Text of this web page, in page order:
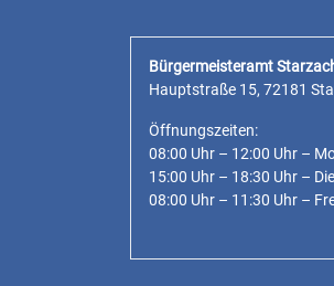
Bürgermeisteramt
Hauptstraße 15, 72181
Öffnungszeiten:
08:00 Uhr – 12:00 Uhr –
15:00 Uhr – 18:30 Uhr –
08:00 Uhr – 11:30 Uhr –